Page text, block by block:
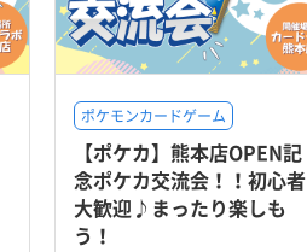
ポケモンカードゲーム
【ポケカ】熊本店OPEN記
念ポケカ交流会！！初心者
大歓迎♪まったり楽しも
う！